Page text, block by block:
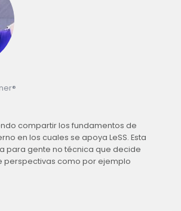
compartir los fundamentos de
en los cuales se apoya LeSS. Esta
para gente no técnica que decide
perspectivas como por ejemplo